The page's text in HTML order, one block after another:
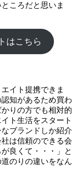
ころだと思いま
はこちら
イト提携できま
知があるため買わ
りの方でも相対的
ト生活をスタート
ブランドしか紹介
は信頼のできる会
良くて・・・」と
のりの違いをなん